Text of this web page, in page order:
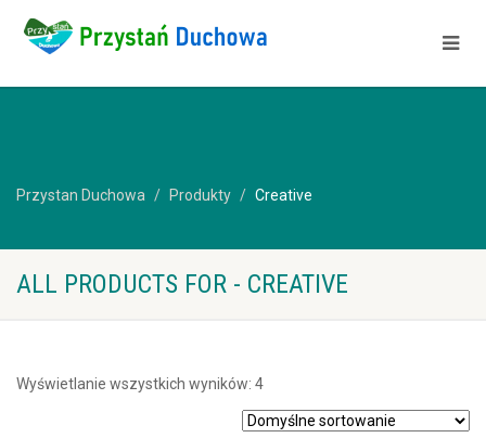
Przystan Duchowa Produkty Creative
ALL PRODUCTS FOR - CREATIVE
Wyświetlanie wszystkich wyników: 4